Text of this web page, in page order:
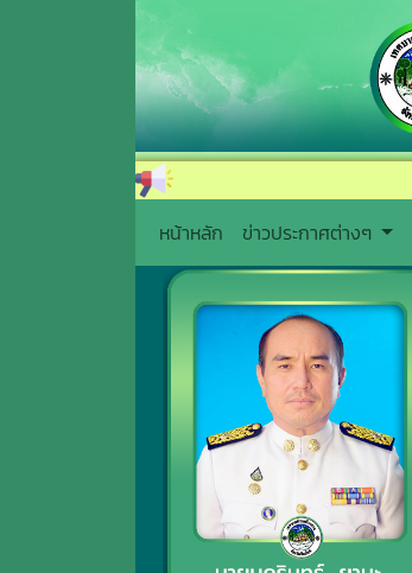
หน้าหลัก ข่าวประกาศต่างๆ